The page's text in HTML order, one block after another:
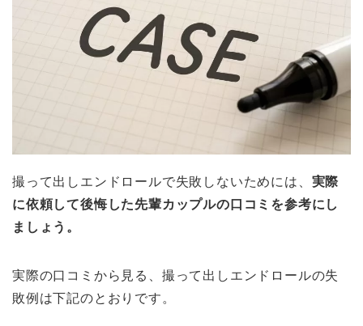
撮って出しエンドロールで失敗しないためには、 実際
に依頼して後悔した先輩カップルの口コミを参考にし
ましょう。
実際の口コミから見る、撮って出しエンドロールの失
敗例は下記のとおりです。